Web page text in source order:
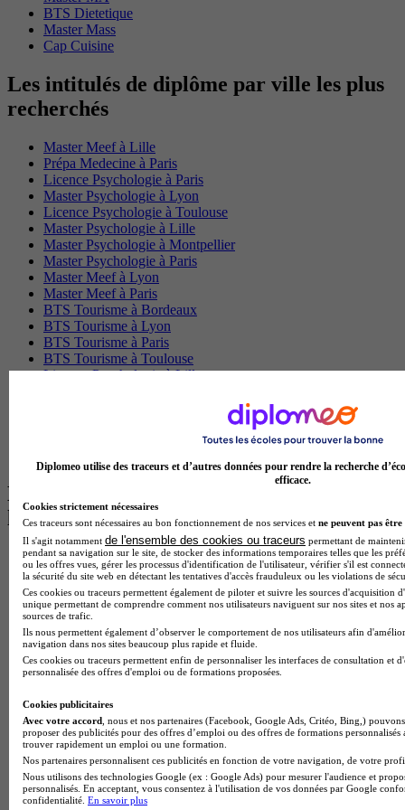
BTS Dietetique
Master Mass
Cap Cuisine
Les intitulés de diplôme par ville les plus
recherchés
Master Meef à Lille
Prépa Medecine à Paris
Licence Psychologie à Paris
Master Psychologie à Lyon
Licence Psychologie à Toulouse
Master Psychologie à Lille
Master Psychologie à Montpellier
Master Psychologie à Paris
Master Meef à Lyon
Master Meef à Paris
BTS Tourisme à Bordeaux
BTS Tourisme à Lyon
BTS Tourisme à Paris
BTS Tourisme à Toulouse
Licence Psychologie à Lille
BTS Communication à Bordeaux
BTS Communication à Lyon
Les intitulés de diplôme par alternance
les plus recherchés
BTS Esf en alternance
BTS Dietetique en alternance
BTS Mco en alternance
BTS Pi en alternance
BTS Sp3s en alternance
Master CCA en alternance
BTS Ndrc en alternance
BTS Sam en alternance
BTS Sio en alternance
MSc Marketing Digital en alternance
BTS Gpme en alternance
Cap Electricien en alternance
BTS Gpn en alternance
BTS Domotique en alternance
BAC Pro Agora en alternance
Diplomeo utilise des traceurs et d’autres données pour rendre la recherche
efficace.
Cookies strictement nécessaires
Ces traceurs sont nécessaires au bon fonctionnement de nos services et ne peuvent pas être
Il s'agit notamment de l'ensemble des cookies ou traceurs permettant de
pendant sa navigation sur le site, de stocker des informations temporaires telles que les
ou les offres vues, gérer les processus d'identification de l'utilisateur, vérifier s'il est
la sécurité du site web en détectant les tentatives d'accès frauduleux ou les violations de
Ces cookies ou traceurs permettent également de piloter et suivre les sources d'acquisition
unique permettant de comprendre comment nos utilisateurs naviguent sur nos sites et nos
sources de trafic.
Ils nous permettent également d’observer le comportement de nos utilisateurs afin
navigation dans nos sites beaucoup plus rapide et fluide.
Ces cookies ou traceurs permettent enfin de personnaliser les interfaces de consultation et
personnalisée des offres d'emploi ou de formations proposées.
Cookies publicitaires
Avec votre accord , nous et nos partenaires (Facebook, Google Ads, Critéo, Bing,)
proposer des publicités pour des offres d’emploi ou des offres de formations
trouver rapidement un emploi ou une formation.
Nos partenaires personnalisent ces publicités en fonction de votre navigation, de votre
Nous utilisons des technologies Google (ex : Google Ads) pour mesurer l'audience et
personnalisés. En acceptant, vous consentez à l'utilisation de vos données par Google
confidentialité. En savoir plus